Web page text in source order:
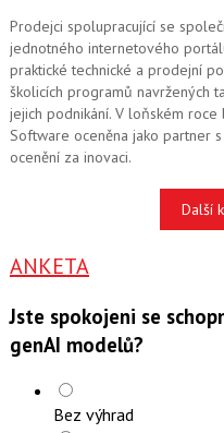
Prodejci spolupracující se
jednotného internetového
praktické technické a prodejní
školicích programů navržených
jejich podnikání. V loňském
Software oceněna jako partner
ocenění za inovaci.
Další
ANKETA
Jste spokojeni se
genAI modelů?
Bez výhrad